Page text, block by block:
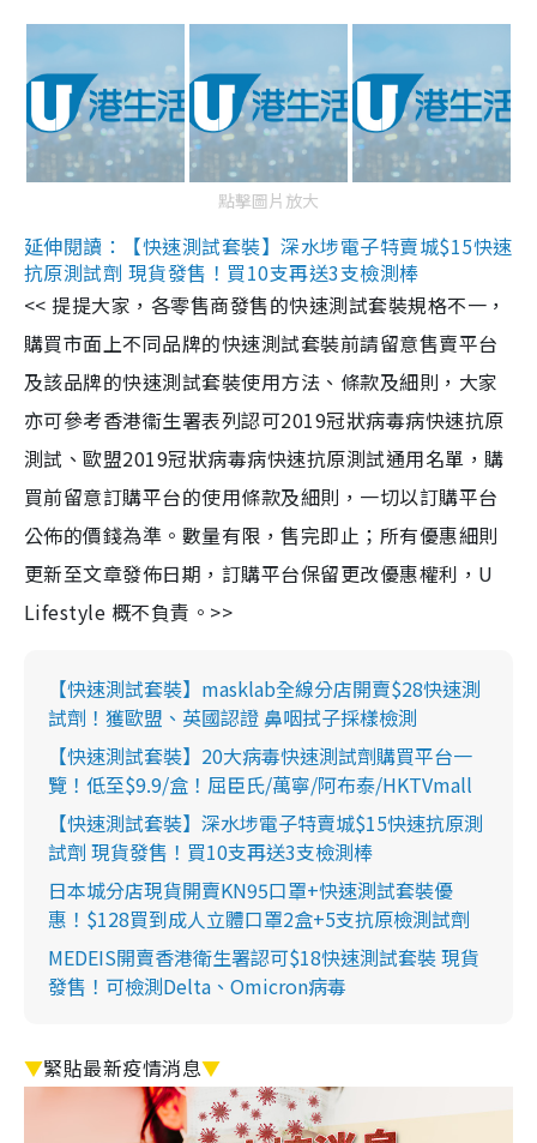
點擊圖片放大
延伸閱讀：【快速測試套裝】深水埗電子特賣城$15快速
抗原測試劑 現貨發售！買10支再送3支檢測棒
<< 提提大家，各零售商發售的快速測試套裝規格不一，
購買市面上不同品牌的快速測試套裝前請留意售賣平台
及該品牌的快速測試套裝使用方法、條款及細則，大家
亦可參考香港衞生署表列認可2019冠狀病毒病快速抗原
測試、歐盟2019冠狀病毒病快速抗原測試通用名單，購
買前留意訂購平台的使用條款及細則，一切以訂購平台
公佈的價錢為準。數量有限，售完即止；所有優惠細則
更新至文章發佈日期，訂購平台保留更改優惠權利，U
Lifestyle 概不負責。>>
【快速測試套裝】masklab全線分店開賣$28快速測
試劑！獲歐盟、英國認證 鼻咽拭子採樣檢測
【快速測試套裝】20大病毒快速測試劑購買平台一
覽！低至$9.9/盒！屈臣氏/萬寧/阿布泰/HKTVmall
【快速測試套裝】深水埗電子特賣城$15快速抗原測
試劑 現貨發售！買10支再送3支檢測棒
日本城分店現貨開賣KN95口罩+快速測試套裝優
惠！$128買到成人立體口罩2盒+5支抗原檢測試劑
MEDEIS開賣香港衛生署認可$18快速測試套裝 現貨
發售！可檢測Delta、Omicron病毒
▼緊貼最新疫情消息▼